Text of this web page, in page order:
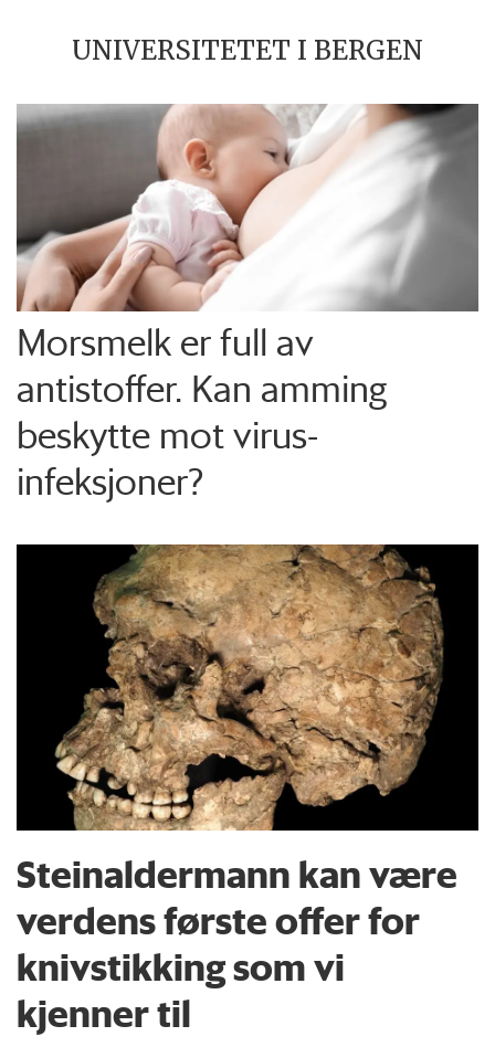
UNIVERSITETET I BERGEN
Morsmelk er full av
antistoffer. Kan amming
beskytte mot virus-
infeksjoner?
Steinaldermann kan være
verdens første offer for
knivstikking som vi
kjenner til